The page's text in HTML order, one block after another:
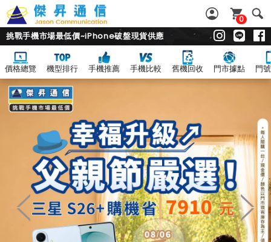
0
挑戰手機市場最低價~iPhone破盤現貨供應
價格總覽 機型排行 手機推薦 手機比較 舊機回收 門市據點 門